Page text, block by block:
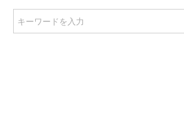
キーワードを入力